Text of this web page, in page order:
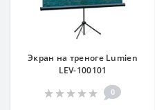
Экран на треноге Lumien
LEV-100101
0